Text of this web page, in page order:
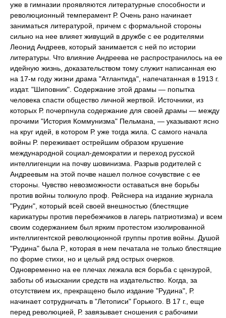
уже в гимназии проявляются литературные способности и
революционный темперамент Р. Очень рано начинает
заниматься литературой, причем с формальной стороны
сильно на нее влияет живущий в дружбе с ее родителями
Леонид Андреев, который занимается с ней по истории
литературы. Что влияние Андреева не распространилось на ее
идейную жизнь, доказательством тому служит написанная ею
на 17-м году жизни драма "Атлантида", напечатанная в 1913 г.
издат. "Шиповник". Содержание этой драмы — попытка
человека спасти общество личной жертвой. Источники, из
которых Р. почерпнула содержание для своей драмы — между
прочими "История Коммунизма" Пельмана, — указывают ясно
на круг идей, в котором Р. уже тогда жила. С самого начала
войны P. переживает острейшим образом крушение
международной социал-демократии и переход русской
интеллигенции на почву шовинизма. Разрыв родителей с
Андреевым на этой почве нашел полное сочувствие с ее
стороны. Чувство невозможности оставаться вне борьбы
против войны толкнуло проф. Рейснера на издание журнала
"Рудин", который всей своей внешностью (блестящие
карикатуры против перебежчиков в лагерь патриотизма) и всем
своим содержанием был ярким протестом изолированной
интеллигентской революционной группы против войны. Душой
"Рудина" была Р., которая в нем печатала не только блестящие
по форме стихи, но и целый ряд острых очерков.
Одновременно на ее плечах лежала вся борьба с цензурой,
заботы об изыскании средств на издательство. Когда, за
отсутствием их, прекращено было издание "Рудина", Р.
начинает сотрудничать в "Летописи" Горького. В 17 г., еще
перед революцией, Р. завязывает сношения с рабочими